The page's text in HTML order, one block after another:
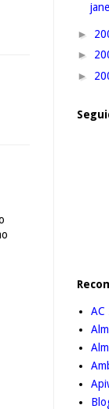
►
►
►
AC